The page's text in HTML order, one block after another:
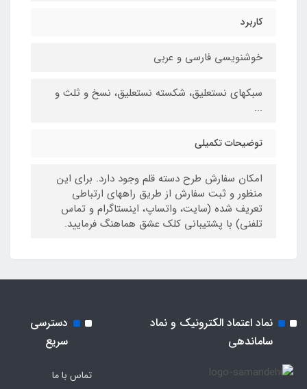
کاربرد
خوشنویسی فارسی و عربی
سبکهای نستعلیق، شکسته نستعلیق، نسخ و ثلث و
...
توضیحات تکمیلی
امکان سفارش طرح دسته قلم وجود دارد. برای این
منظور و ثبت سفارش از طریق راههای ارتباطی
تعریف شده (سایت، واتساپ، اینستاگرام و تماس
تلفنی) با پشتیبانی کلک عشق هماهنگ فرمایید.
نماد اعتماد الکترونیک و نماد
ساماندهی
دسترسی
سریع
تماس با ما